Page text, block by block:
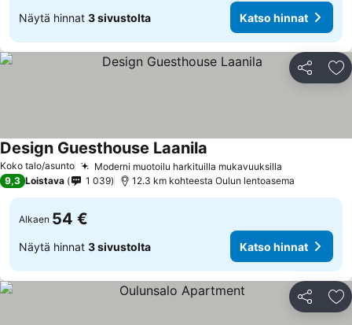
Näytä hinnat 3 sivustolta Katso hinnat
Jaa
Koko talo/asunto Moderni muotoilu harkituilla mukavuuksilla
Design Guesthouse Laanila
9,3 Loistava 1 039 12.3 km kohteesta Oulun lentoasema
Alkaen 54 €
Näytä hinnat 3 sivustolta Katso hinnat
Jaa